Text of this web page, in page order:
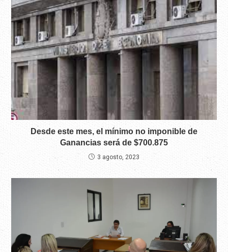
Desde este mes, el mínimo no imponible de
Ganancias será de $700.875
3 agosto, 2023